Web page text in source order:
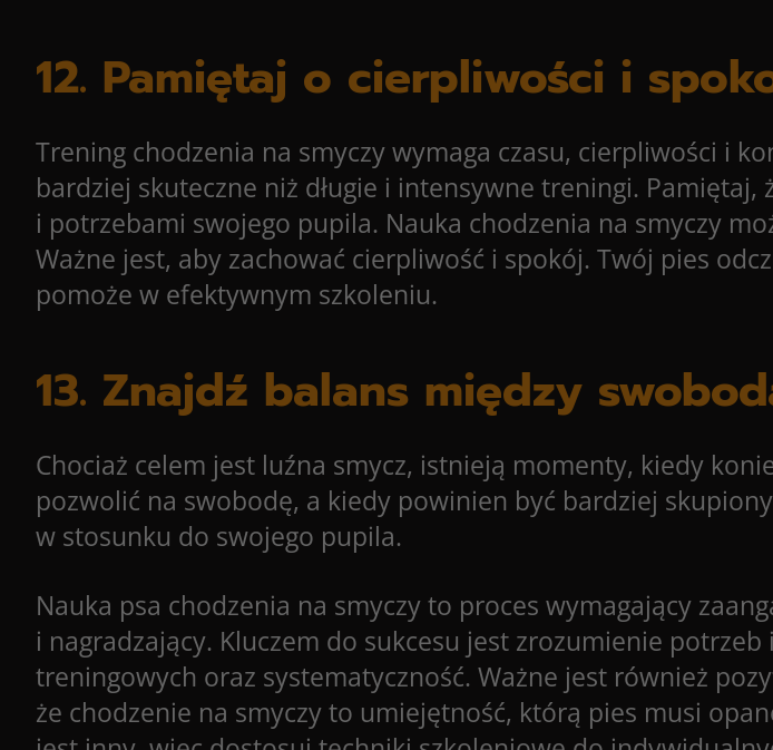
12. Pamiętaj o cierpliwości i
Trening chodzenia na smyczy wymaga czasu, cierpliwości i
bardziej skuteczne niż długie i intensywne treningi.
i potrzebami swojego pupila. Nauka chodzenia na smyczy
Ważne jest, aby zachować cierpliwość i spokój. Twój pies
pomoże w efektywnym szkoleniu.
13. Znajdź balans między
Chociaż celem jest luźna smycz, istnieją momenty, kiedy
pozwolić na swobodę, a kiedy powinien być bardziej
w stosunku do swojego pupila.
Nauka psa chodzenia na smyczy to proces wymagający
i nagradzający. Kluczem do sukcesu jest zrozumienie
treningowych oraz systematyczność. Ważne jest również
że chodzenie na smyczy to umiejętność, którą pies musi